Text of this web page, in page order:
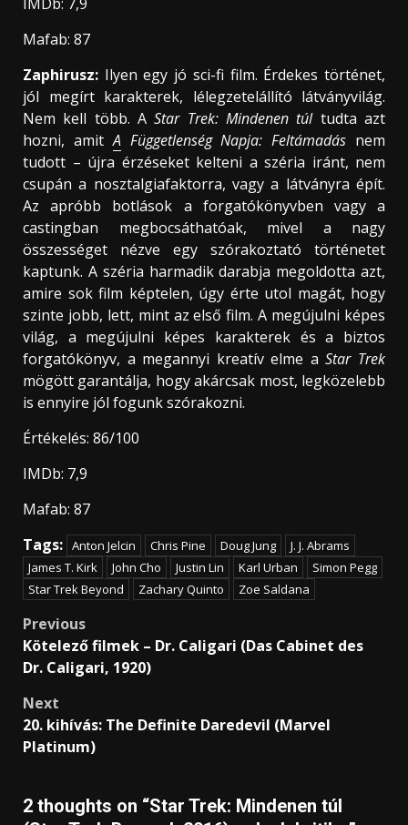
Mafab: 87
Zaphirusz: Ilyen egy jó sci-fi film. Érdekes történet,
jól megírt karakterek, lélegzetelállító látványvilág.
Nem kell több. AStar Trek: Mindenen túltudta azt
hozni, amitA Függetlenség Napja: Feltámadás nem
tudott – újra érzéseket kelteni a széria iránt, nem
csupán a nosztalgiafaktorra, vagy a látványra épít.
Az apróbb botlások a forgatókönyvben vagy a
castingban megbocsáthatóak, mivel a nagy
összességet nézve egy szórakoztató történetet
kaptunk. A széria harmadik darabja megoldotta azt,
amire sok film képtelen, úgy érte utol magát, hogy
szinte jobb, lett, mint az első film. A megújulni képes
világ, a megújulni képes karakterek és a biztos
forgatókönyv, a megannyi kreatív elme aStar Trek
mögött garantálja, hogy akárcsak most, legközelebb
is ennyire jól fogunk szórakozni.
Értékelés: 86/100
IMDb: 7,9
Mafab: 87
Tags: Anton Jelcin Chris Pine Doug Jung
J. J. Abrams
James T. Kirk
John Cho Justin Lin Karl Urban
Simon Pegg
Star Trek Beyond
Zachary Quinto Zoe Saldana
Post
navigation
Previous
Kötelező filmek – Dr. Caligari (Das Cabinet des
Dr. Caligari, 1920)
Next
20. kihívás: The Definite Daredevil (Marvel
Platinum)
2 thoughts on “Star Trek: Mindenen túl